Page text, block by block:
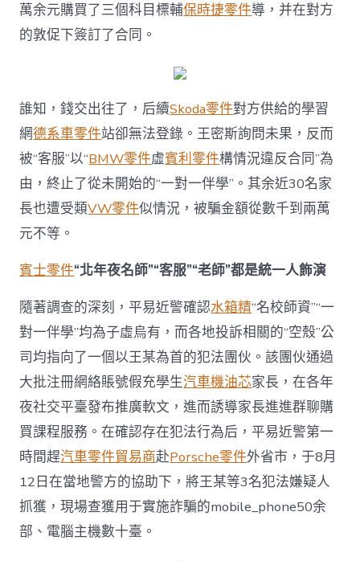
萬余元購買了三個科目標輔保時捷零件導，并在對方
的敦促下簽訂了合同。
誰知，錢交出往了，后續Skoda零件對方供給的學習
網德系車零件站卻無法登錄。王密斯詢問未果，反而
被“客服”以“BMW零件虛賓利零件構情況違反合同”為
由，終止了從未開始的“一對一伴學”。其余近30名家
長也遭受類VW零件似情況，被騙金額從數千到兩萬
元不等。
賓士零件“北年夜名師”“客服”“老師”都是統一人飾演
隨著調查的深刻，平易近警確認水箱精“名校師資”“一
對一伴學”均為子虛烏有，而各地投訴相關的“空殼”公
司均指向了一個以王某為首的犯法團伙。該團伙通過
大批注冊網絡賬號假充學生汽車機油芯家長，在各年
夜社交平臺發布推廣軟文，進而誘導家長進進群聊購
買課程服務。在確認存在犯法行為后，平易近警第一
時間趕汽車零件貿易商赴Porsche零件外省市，于8月
12日在當地警方的協助下，將王某等3名犯法嫌疑人
抓獲，現場查獲用于實施詐騙的mobile_phone50余
部、電腦主機數十臺。